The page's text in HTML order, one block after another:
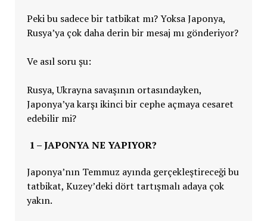
Peki bu sadece bir tatbikat mı? Yoksa Japonya,
Rusya’ya çok daha derin bir mesaj mı gönderiyor?
Ve asıl soru şu:
Rusya, Ukrayna savaşının ortasındayken,
Japonya’ya karşı ikinci bir cephe açmaya cesaret
edebilir mi?
1 – JAPONYA NE YAPIYOR?
Japonya’nın Temmuz ayında gerçekleştireceği bu
tatbikat, Kuzey’deki dört tartışmalı adaya çok
yakın.